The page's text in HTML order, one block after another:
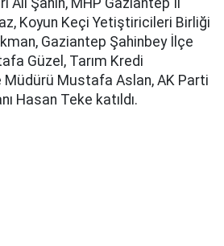
Ali Şahin, MHP Gaziantep İl
Koyun Keçi Yetiştiricileri Birliği
Gaziantep Şahinbey İlçe
Güzel, Tarım Kredi
Mustafa Aslan, AK Parti
Hasan Teke katıldı.